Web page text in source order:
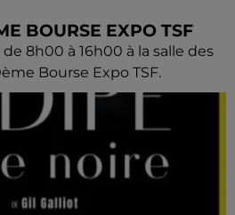
BOURSE EXPO TSF
8h00 à 16h00 à la salle des
Bourse Expo TSF.